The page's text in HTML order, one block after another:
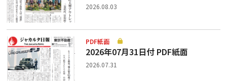
2026.08.03
PDF紙面
2026年07月31日付 PDF紙面
2026.07.31